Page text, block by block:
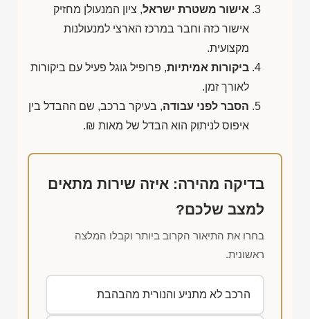
אישור משטרת ישראל, ציון המנעולן מחזיק
אישור כזה וחבר במרכז הארצי למנעולנות
מקצועית.
ביקורות אמיתיות, פרופיל גוגל פעיל עם ביקורות
לאורך זמן.
הסבר לפני עבודה, בעיקר ברכב, שם ההבדל בין
איפוס לניתוק הוא הבדל של מאות ₪.
בדיקה מהירה: איזה שירות מתאים
למצב שלכם?
בחרו את התיאור הקרוב ביותר וקבלו המלצה
ראשונית.
הרכב לא מתניע והנורית מהבהבת